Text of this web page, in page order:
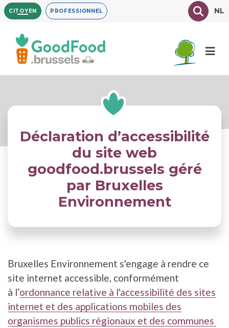
Aller
au
contenu
principal
CITOYEN PROFESSIONNEL TexteNL
Déclaration d’accessibilité
du site web
goodfood.brussels géré
par Bruxelles
Environnement
Bruxelles Environnement s'engage à rendre ce
site internet accessible, conformément
à l’ordonnance relative à l'accessibilité des sites
internet et des applications mobiles des
organismes publics régionaux et des communes